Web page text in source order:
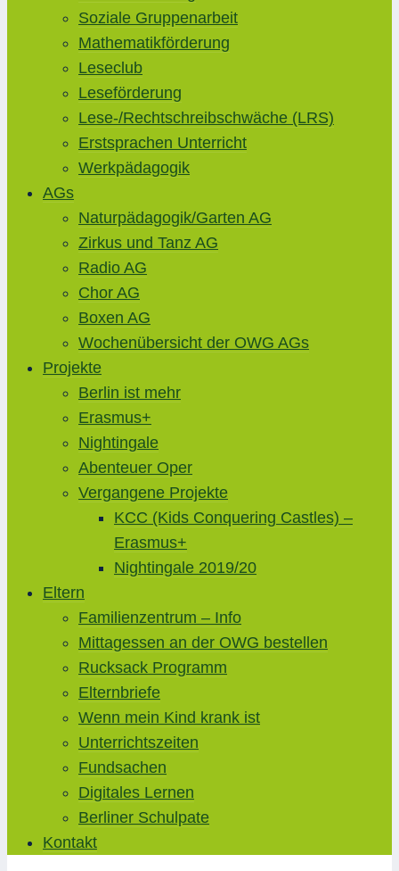
Soziale Gruppenarbeit
Mathematikförderung
Leseclub
Leseförderung
Lese-/Rechtschreibschwäche (LRS)
Erstsprachen Unterricht
Werkpädagogik
AGs
Naturpädagogik/Garten AG
Zirkus und Tanz AG
Radio AG
Chor AG
Boxen AG
Wochenübersicht der OWG AGs
Projekte
Berlin ist mehr
Erasmus+
Nightingale
Abenteuer Oper
Vergangene Projekte
KCC (Kids Conquering Castles) –
Erasmus+
Nightingale 2019/20
Eltern
Familienzentrum – Info
Mittagessen an der OWG bestellen
Rucksack Programm
Elternbriefe
Wenn mein Kind krank ist
Unterrichtszeiten
Fundsachen
Digitales Lernen
Berliner Schulpate
Kontakt